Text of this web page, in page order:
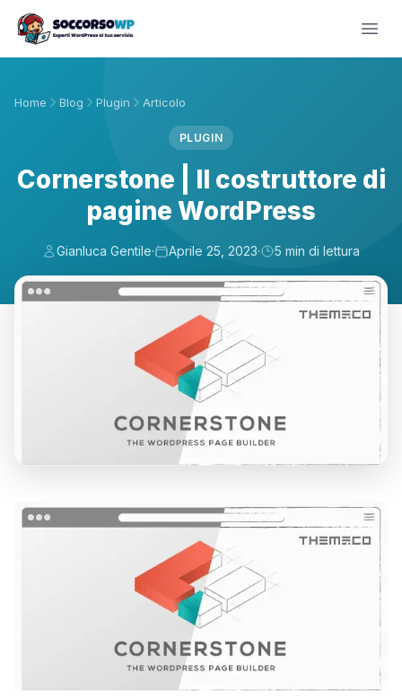
Home Blog Plugin Articolo
PLUGIN
Cornerstone | Il costruttore di
pagine WordPress
Gianluca Gentile· Aprile 25, 2023· 5 min di lettura